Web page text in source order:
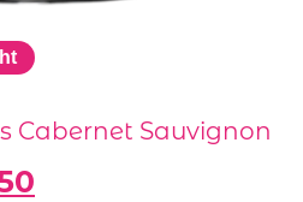
Cabernet Sauvignon